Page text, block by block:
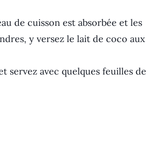
de cuisson est absorbée et les
y versez le lait de coco aux
servez avec quelques feuilles de